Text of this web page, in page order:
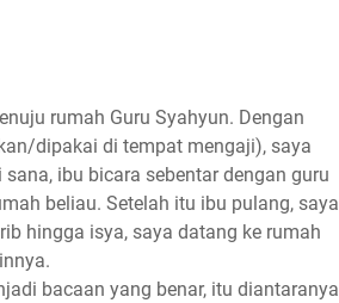
rumah Guru Syahyun. Dengan
dipakai di tempat mengaji), saya
ibu bicara sebentar dengan guru
beliau. Setelah itu ibu pulang, saya
hingga isya, saya datang ke rumah
bacaan yang benar, itu diantaranya